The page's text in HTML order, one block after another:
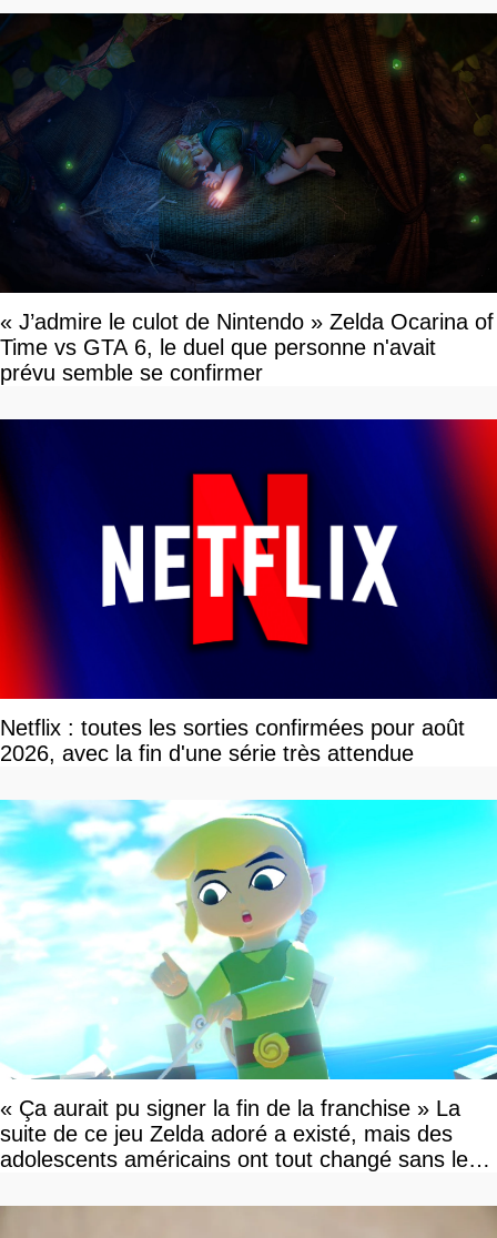
« J’admire le culot de Nintendo » Zelda Ocarina of
Time vs GTA 6, le duel que personne n'avait
prévu semble se confirmer
Netflix : toutes les sorties confirmées pour août
2026, avec la fin d'une série très attendue
« Ça aurait pu signer la fin de la franchise » La
suite de ce jeu Zelda adoré a existé, mais des
adolescents américains ont tout changé sans le